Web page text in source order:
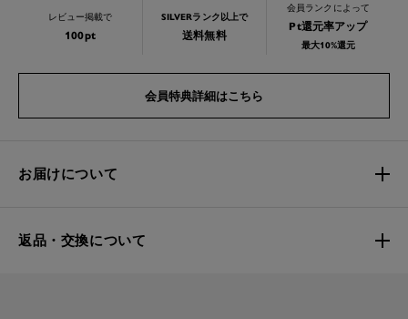
レビュー掲載で
100pt
SILVERランク以上で
送料無料
会員ランクによって
Pt還元率アップ
最大10%還元
会員特典詳細はこちら
お届けについて
返品・交換について